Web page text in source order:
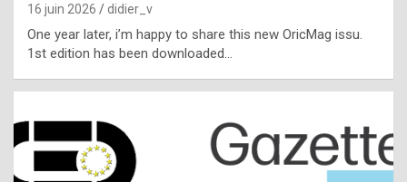
l
t
t
s
16 juin 2026 didier_v
One year later, i’m happy to share this new OricMag issu.
1st edition has been downloaded…